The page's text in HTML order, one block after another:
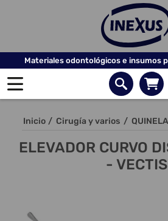
Materiales odontológicos e insumos
Inicio / Cirugía y varios /
ELEVADOR CURVO
- VECTIS